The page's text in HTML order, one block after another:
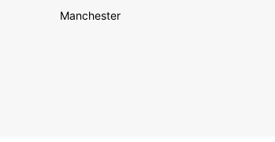
Manchester